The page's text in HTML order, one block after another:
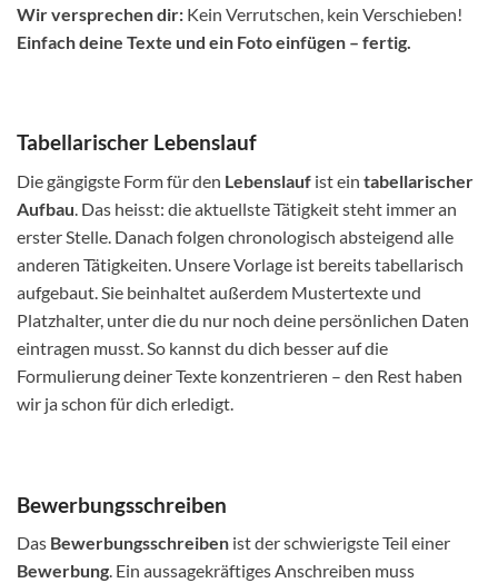
Wir versprechen dir: Kein Verrutschen, kein Verschieben!
Einfach deine Texte und ein Foto einfügen – fertig.
Tabellarischer Lebenslauf
Die gängigste Form für den Lebenslauf ist ein tabellarischer
Aufbau. Das heisst: die aktuellste Tätigkeit steht immer an
erster Stelle. Danach folgen chronologisch absteigend alle
anderen Tätigkeiten. Unsere Vorlage ist bereits tabellarisch
aufgebaut. Sie beinhaltet außerdem Mustertexte und
Platzhalter, unter die du nur noch deine persönlichen Daten
eintragen musst. So kannst du dich besser auf die
Formulierung deiner Texte konzentrieren – den Rest haben
wir ja schon für dich erledigt.
Bewerbungsschreiben
Das Bewerbungsschreiben ist der schwierigste Teil einer
Bewerbung. Ein aussagekräftiges Anschreiben muss